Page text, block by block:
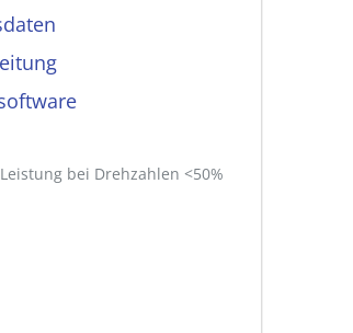
bei Drehzahlen <50%